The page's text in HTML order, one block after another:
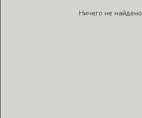
Ничего не найдено